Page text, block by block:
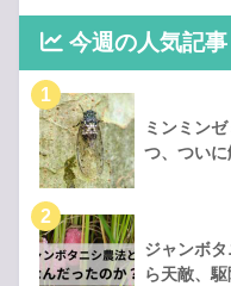
今週の人気記事
ミンミン
つ、つい
ジャンボ
ら天敵、